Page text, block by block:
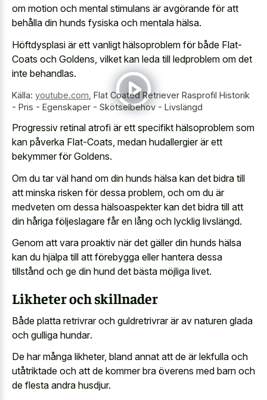
om motion och mental stimulans är avgörande för att
behålla din hunds fysiska och mentala hälsa.
Höftdysplasi är ett vanligt hälsoproblem för både Flat-
Coats och Goldens, vilket kan leda till ledproblem om det
inte behandlas.
Källa: youtube.com Flat Coated Retriever Rasprofil Historik
- Pris - Egenskaper - Skötselbehov - Livslängd
Progressiv retinal atrofi är ett specifikt hälsoproblem som
kan påverka Flat-Coats, medan hudallergier är ett
bekymmer för Goldens.
Om du tar väl hand om din hunds hälsa kan det bidra till
att minska risken för dessa problem, och om du är
medveten om dessa hälsoaspekter kan det bidra till att
din håriga följeslagare får en lång och lycklig livslängd.
Genom att vara proaktiv när det gäller din hunds hälsa
kan du hjälpa till att förebygga eller hantera dessa
tillstånd och ge din hund det bästa möjliga livet.
Likheter och skillnader
Både platta retrivrar och guldretrivrar är av naturen glada
och gulliga hundar.
De har många likheter, bland annat att de är lekfulla och
utåtriktade och att de kommer bra överens med barn och
de flesta andra husdjur.